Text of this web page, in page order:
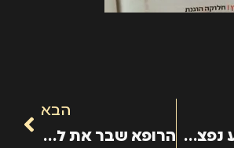
רוכב אופנוע נפצע בינוני כתוצאה מהתנגשות עם חזיר בר
הבא
הרופא שבר את לסתו של המטופל